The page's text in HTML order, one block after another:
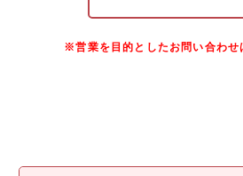
※営業を目的としたお問い合わせ